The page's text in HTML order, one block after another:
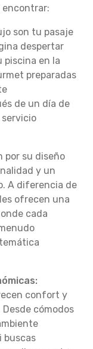
encontrar:
son tu pasaje
despertar
piscina en la
preparadas
de un día de
por su diseño
y un
A diferencia de
ofrecen una
cada
confort y
cómodos
buscas